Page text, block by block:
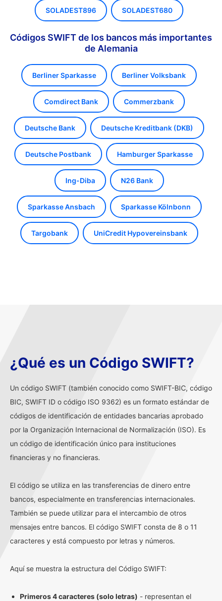
SOLADEST896 SOLADEST680
Códigos SWIFT de los bancos más importantes
de Alemania
Berliner Sparkasse Berliner Volksbank
Comdirect Bank Commerzbank
Deutsche Bank Deutsche Kreditbank (DKB)
Deutsche Postbank Hamburger Sparkasse
Ing-Diba N26 Bank
Sparkasse Ansbach Sparkasse Kölnbonn
Targobank UniCredit Hypovereinsbank
¿Qué es un Código SWIFT?
Un código SWIFT (también conocido como SWIFT-BIC, código
BIC, SWIFT ID o código ISO 9362) es un formato estándar de
códigos de identificación de entidades bancarias aprobado
por la Organización Internacional de Normalización (ISO). Es
un código de identificación único para instituciones
financieras y no financieras.
El código se utiliza en las transferencias de dinero entre
bancos, especialmente en transferencias internacionales.
También se puede utilizar para el intercambio de otros
mensajes entre bancos. El código SWIFT consta de 8 o 11
caracteres y está compuesto por letras y números.
Aquí se muestra la estructura del Código SWIFT:
Primeros 4 caracteres (solo letras) - representan el